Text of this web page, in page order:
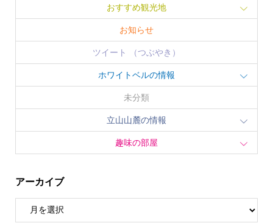
おすすめ観光地
お知らせ
ツイート （つぶやき）
ホワイトベルの情報
未分類
立山山麓の情報
趣味の部屋
アーカイブ